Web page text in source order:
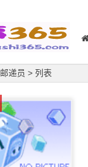
邮递员 > 列表